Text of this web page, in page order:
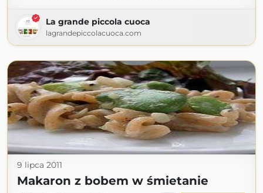
La grande piccola cuoca
lagrandepiccolacuoca.com
9 lipca 2011
Makaron z bobem w śmietanie